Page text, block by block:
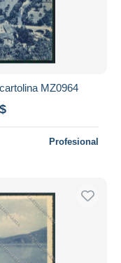
MZ0964
Profesional